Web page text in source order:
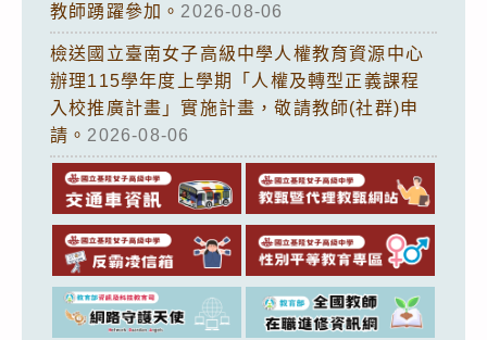
教師踴躍參加。 2026-08-06
檢送國立臺南女子高級中學人權教育資源中心
辦理115學年度上學期「人權及轉型正義課程
入校推廣計畫」實施計畫，敬請教師(社群)申
請。 2026-08-06